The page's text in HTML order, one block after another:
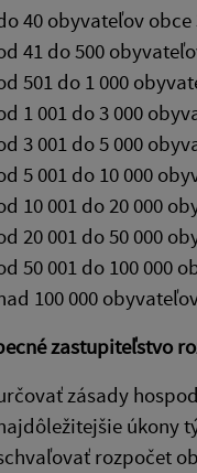
40 obyvateľov
41 do 500
501 do 1 000
1 001 do 3 000
3 001 do 5 000
5 001 do 10 000
10 001 do 20 000
20 001 do 50 000
50 001 do 100 000
100 000
zastupiteľstvo
zásady
úkony
rozpočet